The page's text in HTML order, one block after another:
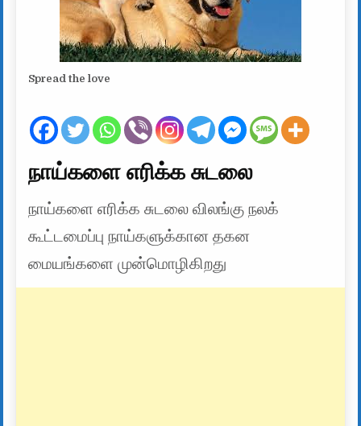
Spread the love
நாய்களை எரிக்க சுடலை
நாய்களை எரிக்க சுடலை விலங்கு நலக்
கூட்டமைப்பு நாய்களுக்கான தகன
மையங்களை முன்மொழிகிறது